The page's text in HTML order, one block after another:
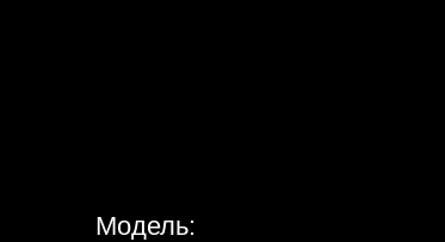
Модель: